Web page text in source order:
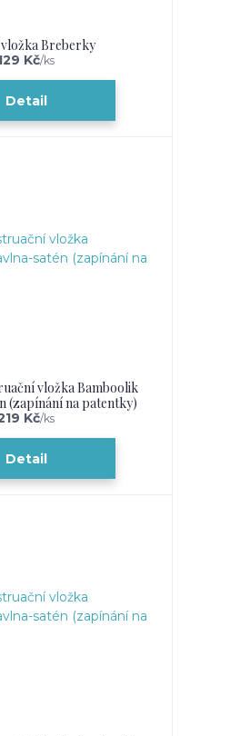
Breberky
Kč/ks
Detail
vložka Bamboolik
(zapínání na patentky)
Kč/ks
Detail